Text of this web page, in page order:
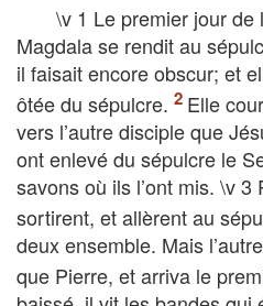
\v 1 Le premier jour
Magdala se rendit au
il faisait encore obscur; et
ôtée du sépulcre.
Elle
vers l’autre disciple que
ont enlevé du sépulcre le
savons où ils l’ont mis. \v 3
sortirent, et allèrent au
deux ensemble. Mais
que Pierre, et arriva le